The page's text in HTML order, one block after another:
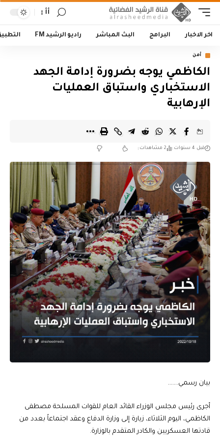
أأ
اخر الاخبار البرامج البث المباشر راديو الرشيد FM
أمن
الكاظمي يوجه بضرورة إدامة الجهد
الاستخباري واستباق العمليات
الإرهابية
قبل 4 سنوات 2 مشاهدات
بيان رسمي…….
أجرى رئيس مجلس الوزراء القائد العام للقوات المسلحة مصطفى
الكاظمي، اليوم الثلاثاء، زيارة إلى وزارة الدفاع وعقد اجتماعاً بعدد من
قادتها العسكريين والكادر المتقدم بالوزارة.